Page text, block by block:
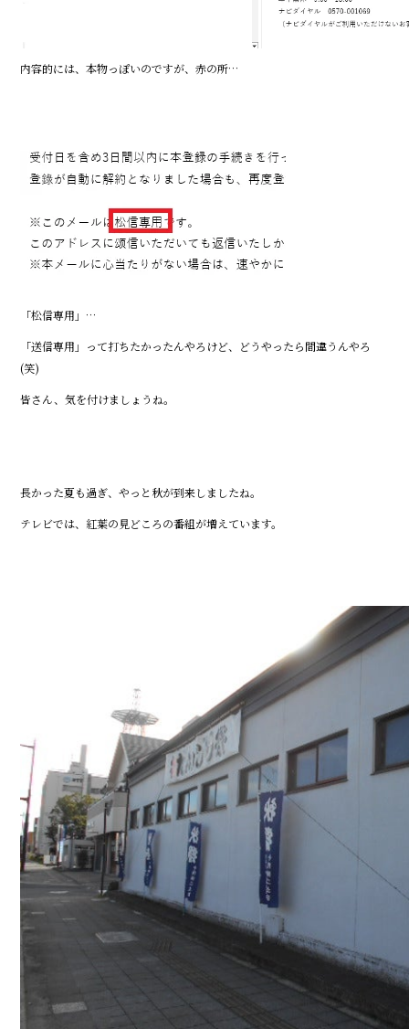
内容的には、本物っぽいのですが、赤の所…
「松信専用」…
「送信専用」って打ちたかったんやろけど、どうやったら間違うんやろ
(笑)
皆さん、気を付けましょうね。
長かった夏も過ぎ、やっと秋が到来しましたね。
テレビでは、紅葉の見どころの番組が増えています。